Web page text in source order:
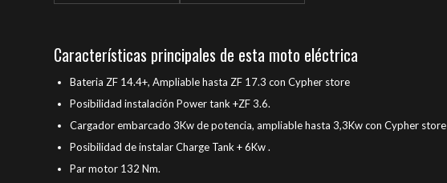
Características principales de esta moto eléctrica
Bateria ZF 14.4+, Ampliable hasta ZF 17.3 con Cypher store
Posibilidad instalación Power tank +ZF 3.6.
Cargador embarcado 3Kw de potencia, ampliable hasta 3,3Kw con Cypher store
Posibilidad de instalar Charge Tank + 6Kw .
Par motor 132 Nm.